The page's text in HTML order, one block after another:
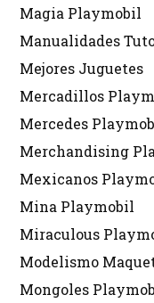
Magia Playmobil
Manualidades
Mejores Juguetes
Mercadillos
Mercedes
Merchandising
Mexicanos
Mina Playmobil
Miraculous
Modelismo
Mongoles